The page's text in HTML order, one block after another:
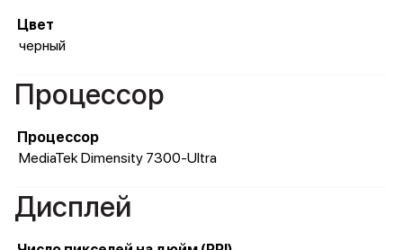
Цвет
черный
Процессор
Процессор
MediaTek Dimensity 7300-Ultra
Дисплей